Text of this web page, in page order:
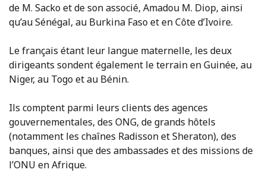
de M. Sacko et de son associé, Amadou M. Diop, ainsi
qu’au Sénégal, au Burkina Faso et en Côte d’Ivoire.
Le français étant leur langue maternelle, les deux
dirigeants sondent également le terrain en Guinée, au
Niger, au Togo et au Bénin.
Ils comptent parmi leurs clients des agences
gouvernementales, des ONG, de grands hôtels
(notamment les chaînes Radisson et Sheraton), des
banques, ainsi que des ambassades et des missions de
l’ONU en Afrique.